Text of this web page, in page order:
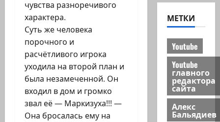
чувства разноречивого
характера.
Суть же человека
порочного и
расчётливого игрока
уходила на второй план и
была незамеченной. Он
входил в дом и громко
звал её — Маркизуха!!! —
Она бросалась ему на
МЕТКИ
Youtube
Youtube
главного
редактора
сайта
Алекс
Бальядиев